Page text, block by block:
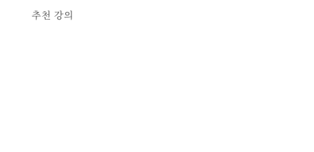
추천 강의